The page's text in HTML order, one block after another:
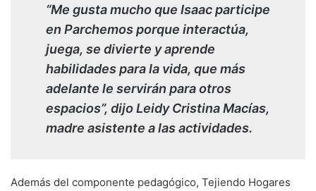
“Me gusta mucho que Isaac participe
en Parchemos porque interactúa,
juega, se divierte y aprende
habilidades para la vida, que más
adelante le servirán para otros
espacios”, dijo Leidy Cristina Macías,
madre asistente a las actividades.
Además del componente pedagógico, Tejiendo Hogares